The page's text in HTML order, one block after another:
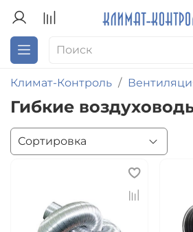
Климат-Контроль
Гибкие